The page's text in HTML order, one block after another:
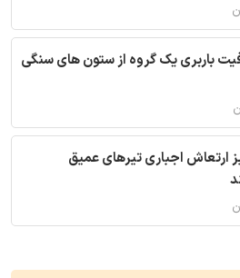
باربری یک گروه از ستون های سنگی
ارتعاش اجباری تیرهای عمیق